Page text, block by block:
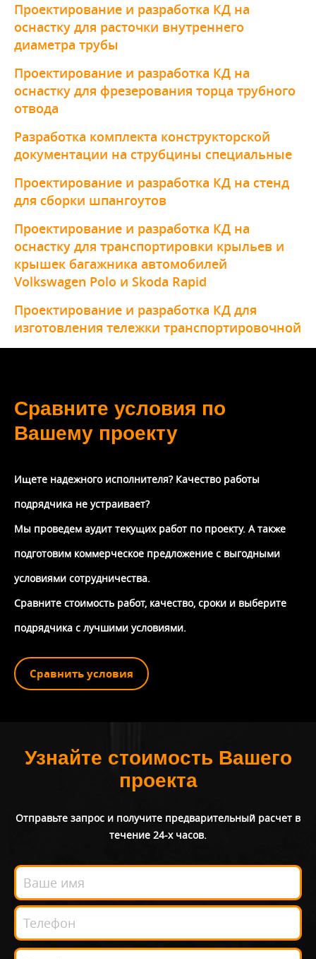
Проектирование и разработка КД на
оснастку для расточки внутреннего
диаметра трубы
Проектирование и разработка КД на
оснастку для фрезерования торца трубного
отвода
Разработка комплекта конструкторской
документации на струбцины специальные
Проектирование и разработка КД на стенд
для сборки шпангоутов
Проектирование и разработка КД на
оснастку для транспортировки крыльев и
крышек багажника автомобилей
Volkswagen Polo и Skoda Rapid
Проектирование и разработка КД для
изготовления тележки транспортировочной
Сравните условия по
Вашему проекту
Ищете надежного исполнителя? Качество работы
подрядчика не устраивает?
Мы проведем аудит текущих работ по проекту. А также
подготовим коммерческое предложение с выгодными
условиями сотрудничества.
Сравните стоимость работ, качество, сроки и выберите
подрядчика с лучшими условиями.
Сравнить условия
Узнайте стоимость Вашего
проекта
Отправьте запрос и получите предварительный расчет в
течение 24-х часов.